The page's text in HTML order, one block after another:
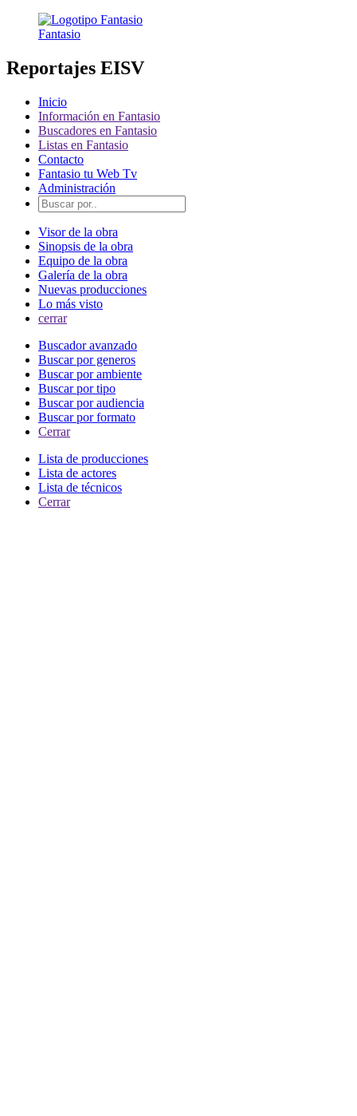
Fantasio
Reportajes EISV
Inicio
Información en Fantasio
Buscadores en Fantasio
Listas en Fantasio
Contacto
Fantasio tu Web Tv
Administración
Visor de la obra
Sinopsis de la obra
Equipo de la obra
Galería de la obra
Nuevas producciones
Lo más visto
cerrar
Buscador avanzado
Buscar por generos
Buscar por ambiente
Buscar por tipo
Buscar por audiencia
Buscar por formato
Cerrar
Lista de producciones
Lista de actores
Lista de técnicos
Cerrar